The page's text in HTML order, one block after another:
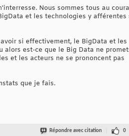
Nous sommes tous au
et les technologies y afférentes
si effectivement, le BigData et les
est-ce que le Big Data ne
et les acteurs ne se prononcent pas
que je fais.
Répondre avec citation 0